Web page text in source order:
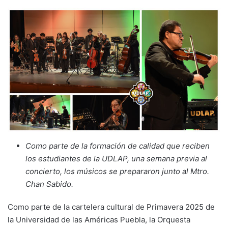
Como parte de la formación de calidad que reciben
los estudiantes de la UDLAP, una semana previa al
concierto, los músicos se prepararon junto al Mtro.
Chan Sabido.
Como parte de la cartelera cultural de Primavera 2025 de
la Universidad de las Américas Puebla, la Orquesta